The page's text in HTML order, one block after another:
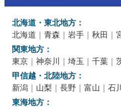
北海道・東北地方：
北海道 ｜ 青森 ｜ 岩手｜ 秋田 ｜
関東地方：
東京｜ 神奈川 ｜ 埼玉 ｜ 千葉｜
甲信越・北陸地方：
新潟 ｜ 山梨 ｜ 長野 ｜ 富山 ｜ 石
東海地方：